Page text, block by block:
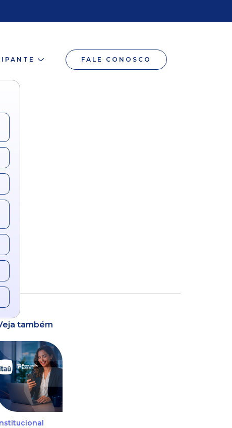
FALE CONOSCO
também